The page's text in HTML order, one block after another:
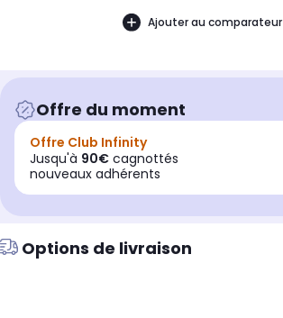
Ajouter au comparateur
Offre du moment
Offre Club Infinity
Jusqu'à 90€ cagnottés
nouveaux adhérents
Options de livraison